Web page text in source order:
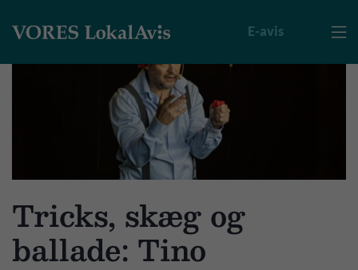

E-avis
Tricks, skæg og
ballade: Tino